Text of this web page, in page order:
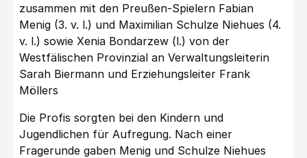
zusammen mit den Preußen-Spielern Fabian
Menig (3. v. l.) und Maximilian Schulze Niehues (4.
v. l.) sowie Xenia Bondarzew (l.) von der
Westfälischen Provinzial an Verwaltungsleiterin
Sarah Biermann und Erziehungsleiter Frank
Möllers
Die Profis sorgten bei den Kindern und
Jugendlichen für Aufregung. Nach einer
Fragerunde gaben Menig und Schulze Niehues